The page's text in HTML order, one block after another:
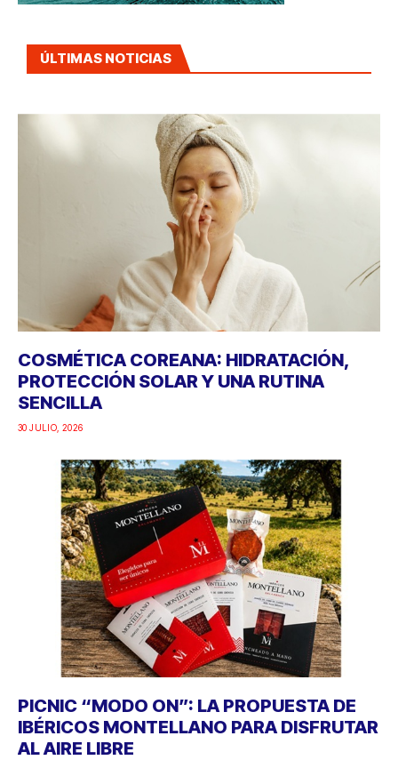
ÚLTIMAS NOTICIAS
COSMÉTICA COREANA: HIDRATACIÓN,
PROTECCIÓN SOLAR Y UNA RUTINA
SENCILLA
30 JULIO, 2026
PICNIC “MODO ON”: LA PROPUESTA DE
IBÉRICOS MONTELLANO PARA DISFRUTAR
AL AIRE LIBRE